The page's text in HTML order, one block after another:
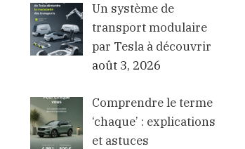
Un système de
transport modulaire
par Tesla à découvrir
août 3, 2026
Comprendre le terme
‘chaque’ : explications
et astuces